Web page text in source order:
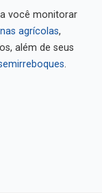
você monitorar
agrícolas,
além de seus
.